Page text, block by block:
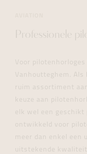
Professionele
Voor
Vanhoutteghem. Als
ruim assortiment
keuze aan
elk wel een
ontwikkeld voor
meer dan enkel een
uitstekende kwaliteit